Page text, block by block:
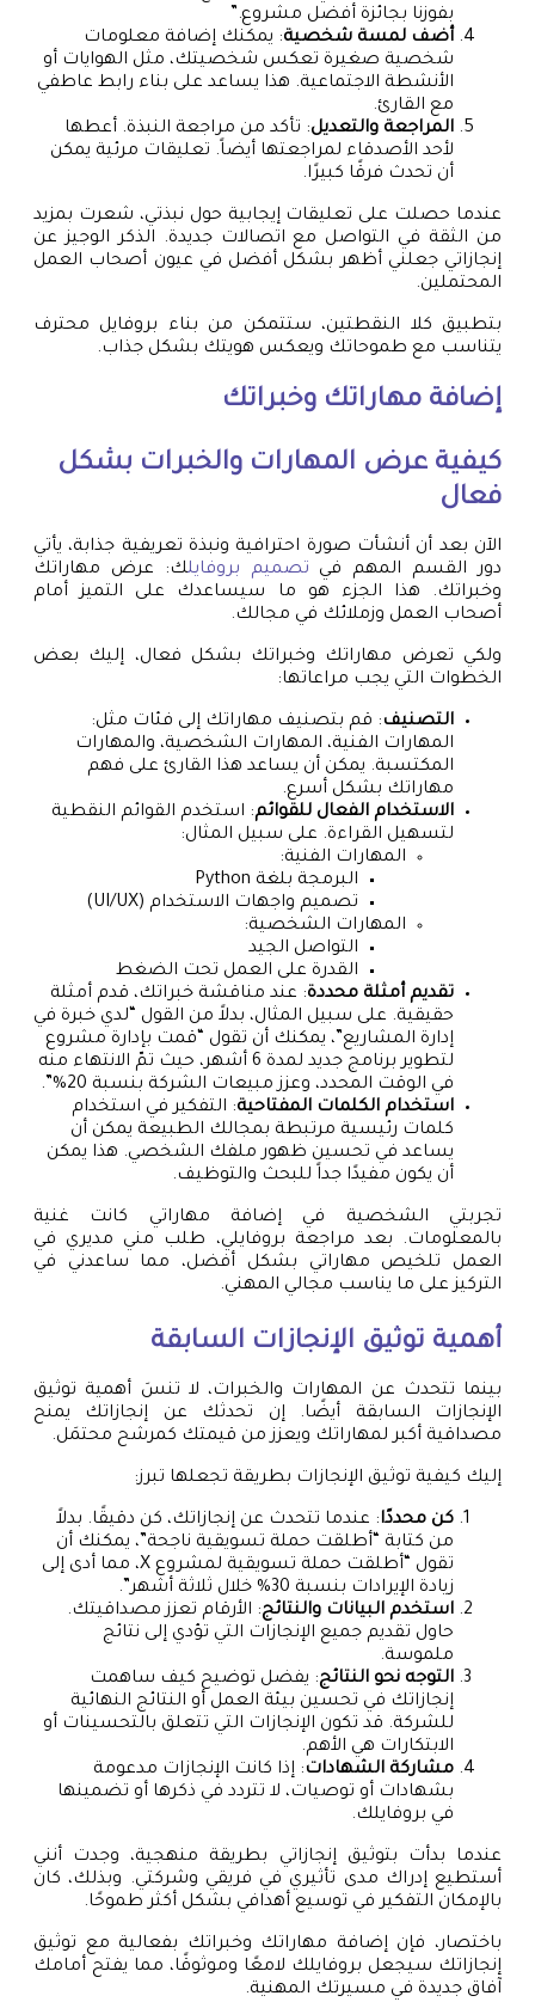
بفوزنا بجائزة أفضل مشروع.”
أضف لمسة شخصية: يمكنك إضافة معلومات
شخصية صغيرة تعكس شخصيتك، مثل الهوايات أو
الأنشطة الاجتماعية. هذا يساعد على بناء رابط عاطفي
مع القارئ.
المراجعة والتعديل: تأكد من مراجعة النبذة. أعطها
لأحد الأصدقاء لمراجعتها أيضاً. تعليقات مرئية يمكن
أن تحدث فرقًا كبيرًا.
عندما حصلت على تعليقات إيجابية حول نبذتي، شعرت بمزيد
من الثقة في التواصل مع اتصالات جديدة. الذكر الوجيز عن
إنجازاتي جعلني أظهر بشكل أفضل في عيون أصحاب العمل
المحتملين.
بتطبيق كلا النقطتين، ستتمكن من بناء بروفايل محترف
يتناسب مع طموحاتك ويعكس هويتك بشكل جذاب.
إضافة مهاراتك وخبراتك
كيفية عرض المهارات والخبرات بشكل
فعال
الآن بعد أن أنشأت صورة احترافية ونبذة تعريفية جذابة، يأتي
دور القسم المهم في تصميم بروفايلك: عرض مهاراتك
وخبراتك. هذا الجزء هو ما سيساعدك على التميز أمام
أصحاب العمل وزملائك في مجالك.
ولكي تعرض مهاراتك وخبراتك بشكل فعال، إليك بعض
الخطوات التي يجب مراعاتها:
التصنيف: قم بتصنيف مهاراتك إلى فئات مثل:
المهارات الفنية، المهارات الشخصية، والمهارات
المكتسبة. يمكن أن يساعد هذا القارئ على فهم
مهاراتك بشكل أسرع.
الاستخدام الفعال للقوائم: استخدم القوائم النقطية
لتسهيل القراءة. على سبيل المثال:
المهارات الفنية:
البرمجة بلغة Python
تصميم واجهات الاستخدام (UI/UX)
المهارات الشخصية:
التواصل الجيد
القدرة على العمل تحت الضغط
تقديم أمثلة محددة: عند مناقشة خبراتك، قدم أمثلة
حقيقية. على سبيل المثال، بدلاً من القول “لدي خبرة في
إدارة المشاريع”، يمكنك أن تقول “قمت بإدارة مشروع
لتطوير برنامج جديد لمدة 6 أشهر، حيث تمّ الانتهاء منه
في الوقت المحدد، وعزز مبيعات الشركة بنسبة 20%”.
استخدام الكلمات المفتاحية: التفكير في استخدام
كلمات رئيسية مرتبطة بمجالك الطبيعة يمكن أن
يساعد في تحسين ظهور ملفك الشخصي. هذا يمكن
أن يكون مفيدًا جداً للبحث والتوظيف.
تجربتي الشخصية في إضافة مهاراتي كانت غنية
بالمعلومات. بعد مراجعة بروفايلي، طلب مني مديري في
العمل تلخيص مهاراتي بشكل أفضل، مما ساعدني في
التركيز على ما يناسب مجالي المهني.
أهمية توثيق الإنجازات السابقة
بينما تتحدث عن المهارات والخبرات، لا تنسَ أهمية توثيق
الإنجازات السابقة أيضًا. إن تحدثك عن إنجازاتك يمنح
مصداقية أكبر لمهاراتك ويعزز من قيمتك كمرشح محتمَل.
إليك كيفية توثيق الإنجازات بطريقة تجعلها تبرز:
كن محددًا: عندما تتحدث عن إنجازاتك، كن دقيقًا. بدلاً
من كتابة “أطلقت حملة تسويقية ناجحة”، يمكنك أن
تقول “أطلقت حملة تسويقية لمشروع X، مما أدى إلى
زيادة الإيرادات بنسبة 30% خلال ثلاثة أشهر”.
استخدم البيانات والنتائج: الأرقام تعزز مصداقيتك.
حاول تقديم جميع الإنجازات التي تؤدي إلى نتائج
ملموسة.
التوجه نحو النتائج: يفضل توضيح كيف ساهمت
إنجازاتك في تحسين بيئة العمل أو النتائج النهائية
للشركة. قد تكون الإنجازات التي تتعلق بالتحسينات أو
الابتكارات هي الأهم.
مشاركة الشهادات: إذا كانت الإنجازات مدعومة
بشهادات أو توصيات، لا تتردد في ذكرها أو تضمينها
في بروفايلك.
عندما بدأت بتوثيق إنجازاتي بطريقة منهجية، وجدت أنني
أستطيع إدراك مدى تأثيري في فريقي وشركتي. وبذلك، كان
بالإمكان التفكير في توسيع أهدافي بشكل أكثر طموحًا.
باختصار، فإن إضافة مهاراتك وخبراتك بفعالية مع توثيق
إنجازاتك سيجعل بروفايلك لامعًا وموثوقًا، مما يفتح أمامك
آفاق جديدة في مسيرتك المهنية.